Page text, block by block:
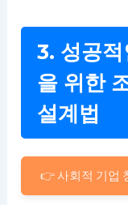
3. 성공
을 위한
설계법
👉 사회적 기업